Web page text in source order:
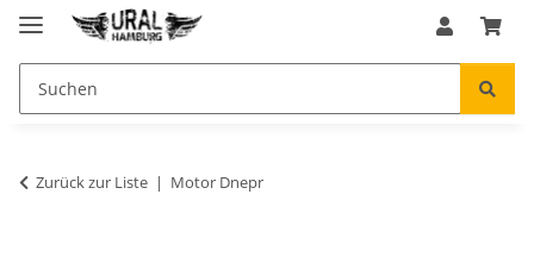
Zurück zur Liste Motor Dnepr